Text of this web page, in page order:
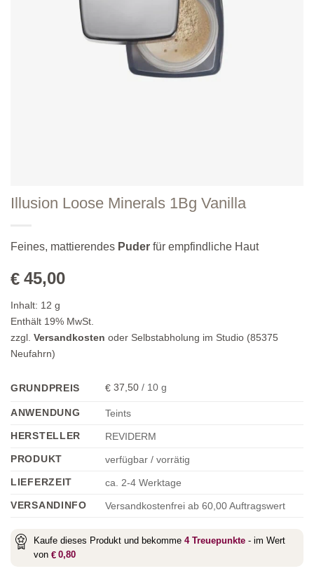
Illusion Loose Minerals 1Bg Vanilla
Feines, mattierendes Puder für empfindliche Haut
€ 45,00
Inhalt: 12 g
Enthält 19% MwSt.
zzgl. Versandkosten oder Selbstabholung im Studio (85375
Neufahrn)
GRUNDPREIS € 37,50 / 10 g
ANWENDUNG
Teints
HERSTELLER
REVIDERM
PRODUKT
verfügbar / vorrätig
LIEFERZEIT
ca. 2-4 Werktage
VERSANDINFO
Versandkostenfrei ab 60,00 Auftragswert
Kaufe dieses Produkt und bekomme 4Treuepunkte - im Wert
von € 0,80